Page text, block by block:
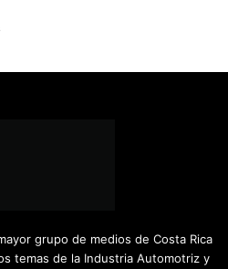
grupo de medios de Costa Rica
temas de la Industria Automotriz y